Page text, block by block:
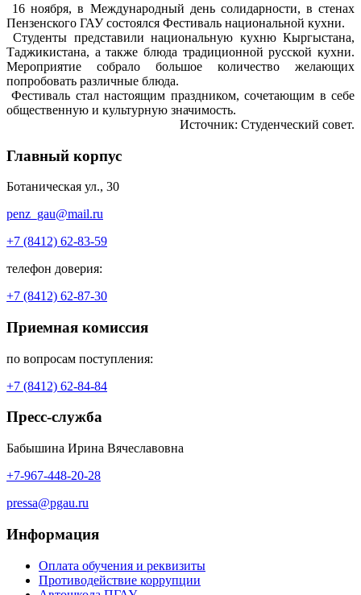
16 ноября, в Международный день солидарности, в стенах
Пензенского ГАУ состоялся Фестиваль национальной кухни.
Студенты представили национальную кухню Кыргыстана,
Таджикистана, а также блюда традиционной русской кухни.
Мероприятие собрало большое количество желающих
попробовать различные блюда.
Фестиваль стал настоящим праздником, сочетающим в себе
общественную и культурную значимость.
Источник: Студенческий совет.
Главный корпус
Ботаническая ул., 30
penz_gau@mail.ru
+7 (8412) 62-83-59
телефон доверия:
+7 (8412) 62-87-30
Приемная комиссия
по вопросам поступления:
+7 (8412) 62-84-84
Пресс-служба
Бабышина Ирина Вячеславовна
+7-967-448-20-28
pressa@pgau.ru
Информация
Оплата обучения и реквизиты
Противодействие коррупции